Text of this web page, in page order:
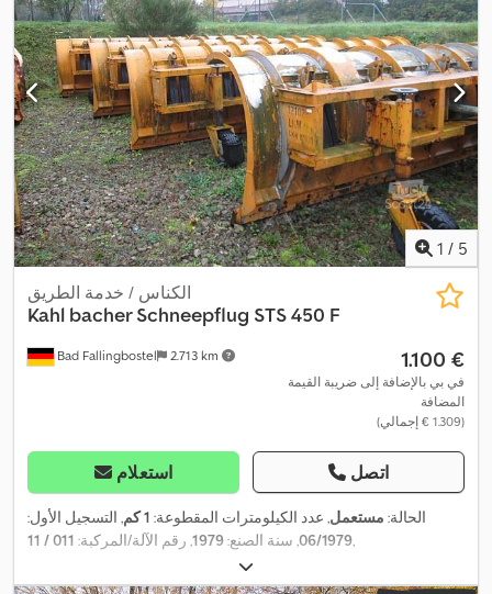
1 / 5
Bad Fallingbostel 2.713 km
الكناس / خدمة الطريق
Kahl bacher Schneepflug STS 450 F
‏1.100 €
في بي بالإضافة إلى ضريبة القيمة
المضافة
(‏1.309 € إجمالي)
استعلام اتصل
الحالة: مستعمل, عدد الكيلومترات المقطوعة: 1 كم
, التسجيل الأول:
06/1979, سنة الصنع:1979, رقم الآلة/المركبة: 011 / 11 ,